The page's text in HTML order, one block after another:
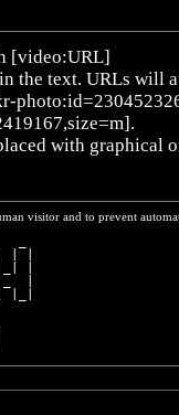
[video:URL]
the text. URLs will
with graphical
visitor and to prevent
| |
|
|
|_|